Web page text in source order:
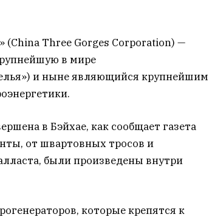
(China Three Gorges Corporation) —
в мире
и ныне являющийся крупнейшим
в Бэйхае, как сообщает газета
от швартовных тросов и
были произведены внутри
которые крепятся к